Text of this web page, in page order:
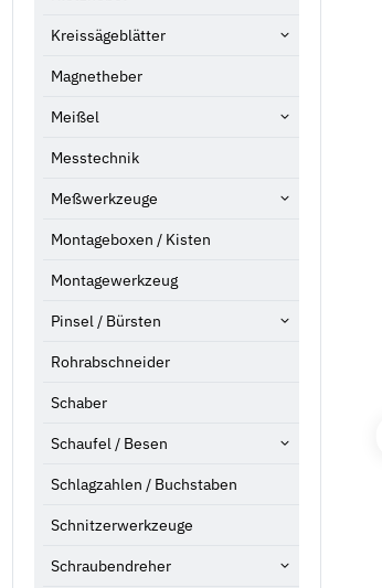
Bestseller
Blindnieten Edelstahl
A2/A2 Flachkopf ISO
7,68 €*
Unterlegscheiben DIN
Kreissägeblätter
Magnetheber
Meißel
Messtechnik
Meßwerkzeuge
Montageboxen / Kisten
Montagewerkzeug
Pinsel / Bürsten
Rohrabschneider
Schaber
Schaufel / Besen
Schlagzahlen / Buchstaben
Schnitzerwerkzeuge
Schraubendreher